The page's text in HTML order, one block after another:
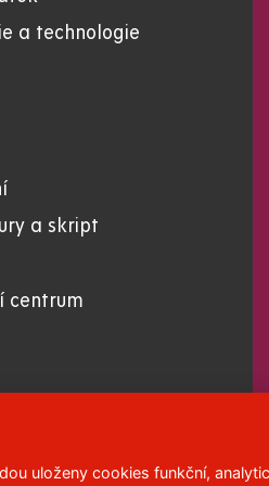
a technologie
a skript
centrum
uloženy cookies funkční,